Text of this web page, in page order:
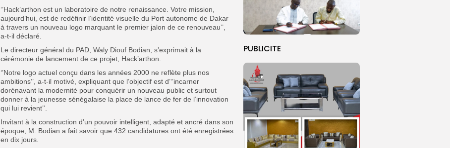
PUBLICITE
‘’Hack’arthon est un laboratoire de notre renaissance. Votre mission,
aujourd’hui, est de redéfinir l’identité visuelle du Port autonome de Dakar
à travers un nouveau logo marquant le premier jalon de ce renouveau’’,
a-t-il déclaré.
Le directeur général du PAD, Waly Diouf Bodian, s’exprimait à la
cérémonie de lancement de ce projet, Hack’arthon.
‘’Notre logo actuel conçu dans les années 2000 ne reflète plus nos
ambitions’’, a-t-il motivé, expliquant que l’objectif est d’‘’incarner
dorénavant la modernité pour conquérir un nouveau public et surtout
donner à la jeunesse sénégalaise la place de lance de fer de l’innovation
qui lui revient’’.
Invitant à la construction d’un pouvoir intelligent, adapté et ancré dans son
époque, M. Bodian a fait savoir que 432 candidatures ont été enregistrées
en dix jours.